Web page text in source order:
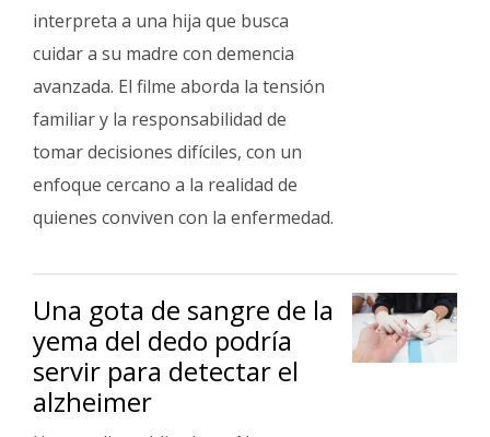
interpreta a una hija que busca
cuidar a su madre con demencia
avanzada. El filme aborda la tensión
familiar y la responsabilidad de
tomar decisiones difíciles, con un
enfoque cercano a la realidad de
quienes conviven con la enfermedad.
Una gota de sangre de la
yema del dedo podría
servir para detectar el
alzheimer